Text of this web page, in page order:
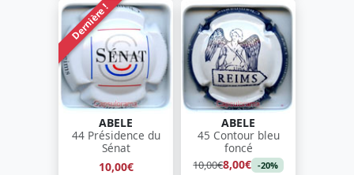
Dernière !
ABELE
44 Présidence du
Sénat
10,00€
ABELE
45 Contour bleu
foncé
10,00€8,00€ -20%